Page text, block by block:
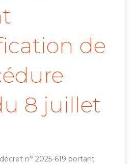
de
8 juillet
n° 2025-619 portant